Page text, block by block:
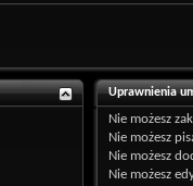
Uprawnienia
Nie możesz
Nie możesz
Nie możesz
Nie możesz